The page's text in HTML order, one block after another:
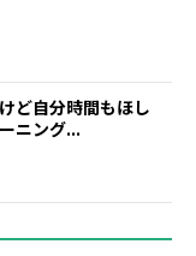
ど自分時間もほし
ニング...